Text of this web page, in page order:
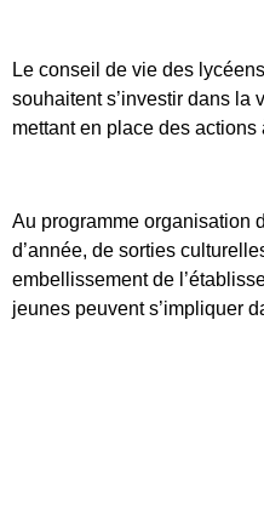
Le conseil de vie des
souhaitent s’investir dans la
mettant en place des
Au programme organisation
d’année, de sorties
embellissement de
jeunes peuvent s’impliquer